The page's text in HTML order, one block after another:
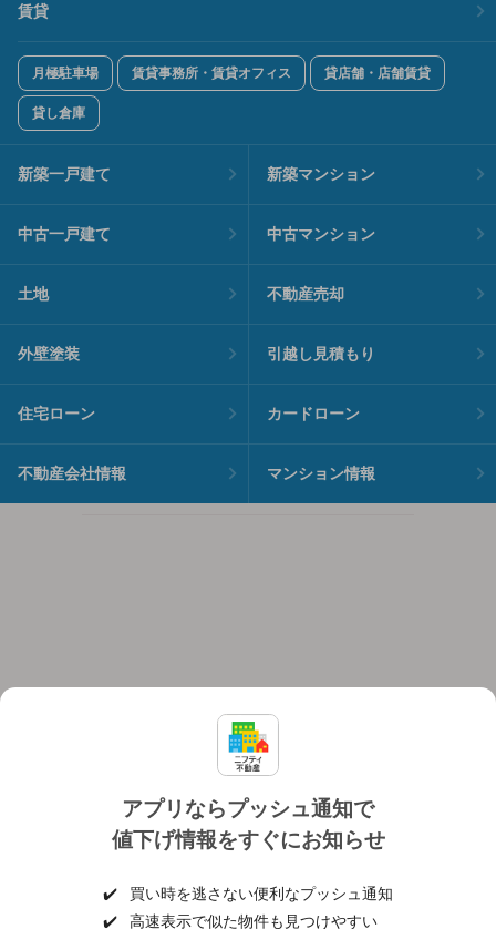
アプリならプッシュ通知で
値下げ情報をすぐにお知らせ
✔️
買い時を逃さない便利なプッシュ通知
✔️
高速表示で似た物件も見つけやすい
賃貸
月極駐車場 賃貸事務所・賃貸オフィス 貸店舗・店舗賃貸
貸し倉庫
新築一戸建て 新築マンション
中古一戸建て 中古マンション
土地 不動産売却
外壁塗装 引越し見積もり
住宅ローン カードローン
不動産会社情報 マンション情報
個人情報保護ポリシー 利用規約
ヘルプ・お問い合わせ 採用情報